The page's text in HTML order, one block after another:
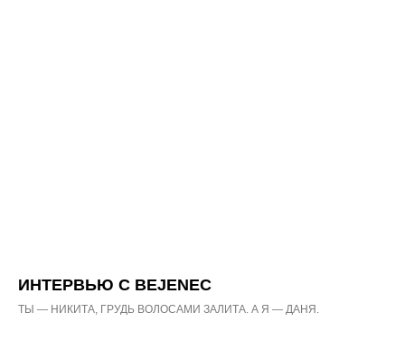
ИНТЕРВЬЮ С BEJENEC
ТЫ — НИКИТА, ГРУДЬ ВОЛОСАМИ ЗАЛИТА. А Я — ДАНЯ.